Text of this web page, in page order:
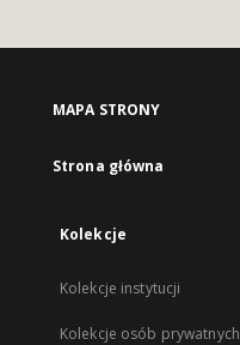
MAPA STRONY
Strona główna
Kolekcje
Kolekcje instytucji
Kolekcje osób prywatnych